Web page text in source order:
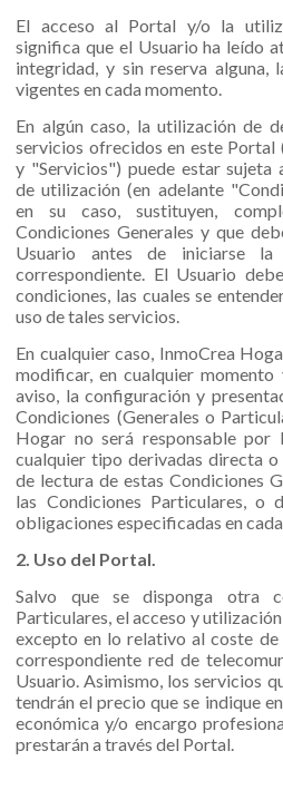
El acceso al Portal y/o la
significa que el Usuario ha leído
integridad, y sin reserva alguna,
vigentes en cada momento.
En algún caso, la utilización de
servicios ofrecidos en este Portal
y "Servicios") puede estar sujeta
de utilización (en adelante
en su caso, sustituyen,
Condiciones Generales y que
Usuario antes de iniciarse la
correspondiente. El Usuario
condiciones, las cuales se
uso de tales servicios.
En cualquier caso, InmoCrea
modificar, en cualquier
aviso, la configuración y
Condiciones (Generales o
Hogar no será responsable por
cualquier tipo derivadas directa
de lectura de estas Condiciones
las Condiciones Particulares, o
obligaciones especificadas en
2. Uso del Portal.
Salvo que se disponga otra
Particulares, el acceso y
excepto en lo relativo al coste
correspondiente red de
Usuario. Asimismo, los servicios
tendrán el precio que se indique
económica y/o encargo
prestarán a través del Portal.